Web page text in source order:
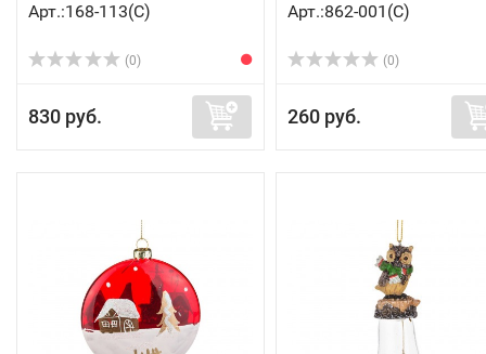
Арт.:168-113(C)
(0)
830 руб.
Арт.:862-001(C)
(0)
260 руб.